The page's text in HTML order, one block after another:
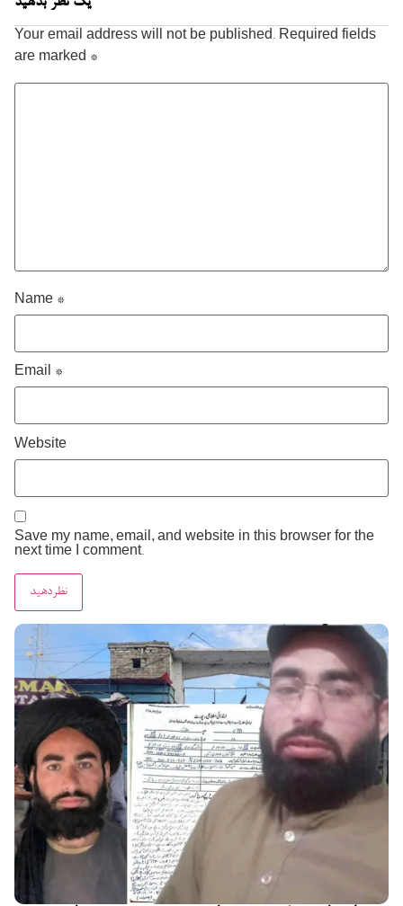
Your email address will not be published. Required fields
are marked *
Name *
Email *
Website
Save my name, email, and website in this browser for the
next time I comment.